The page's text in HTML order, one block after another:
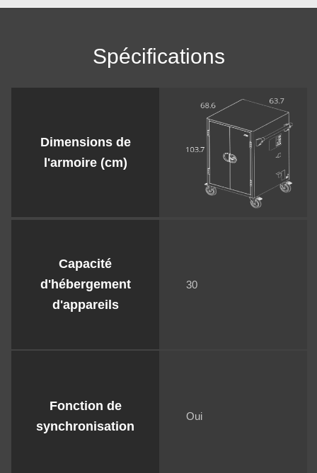
Spécifications
Dimensions de
l'armoire (cm)
Capacité
d'hébergement
d'appareils
30
Fonction de
synchronisation
Oui